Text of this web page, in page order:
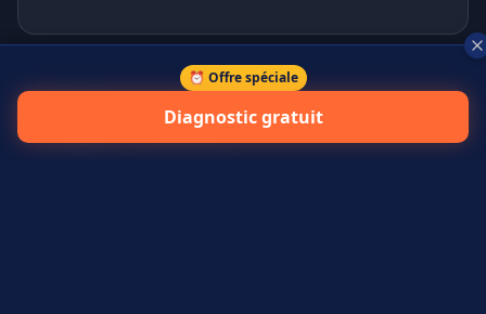
45%
⏰ Offre spéciale
Diagnostic gratuit